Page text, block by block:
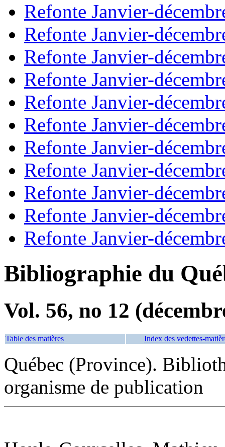
Refonte Janvier-
Refonte Janvier-
Refonte Janvier-
Refonte Janvier-
Refonte Janvier-
Refonte Janvier-
Refonte Janvier-
Refonte Janvier-
Refonte Janvier-
Refonte Janvier-
Refonte Janvier-
Bibliographie du
Vol. 56, no 12
Table des matières Index des vedettes-
Québec (Province).
organisme de publication